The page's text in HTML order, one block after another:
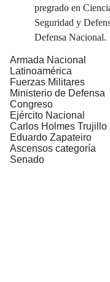
pregrado en
Seguridad y
Defensa Nacional.
Armada Nacional
Latinoamérica
Fuerzas Militares
Ministerio de Defensa
Congreso
Ejército Nacional
Carlos Holmes Trujillo
Eduardo Zapateiro
Ascensos categoría
Senado